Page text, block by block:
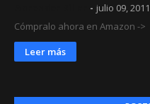
julio 09, 2011
Cómpralo ahora en Amazon ->
Leer más